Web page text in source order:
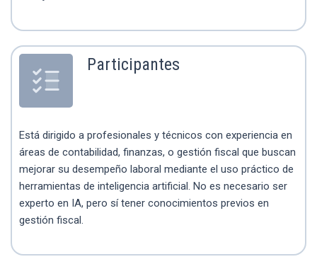
Participantes
Está dirigido a profesionales y técnicos con experiencia en
áreas de contabilidad, finanzas, o gestión fiscal que buscan
mejorar su desempeño laboral mediante el uso práctico de
herramientas de inteligencia artificial. No es necesario ser
experto en IA, pero sí tener conocimientos previos en
gestión fiscal.